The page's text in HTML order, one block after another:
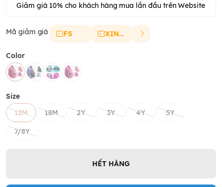
Giảm giá 10% cho khách hàng mua lần đầu trên Website
Mã giảm giá FS XINCHAO
Color
Size
12M
18M 2Y 3Y 4Y 5Y
7/8Y
HẾT HÀNG